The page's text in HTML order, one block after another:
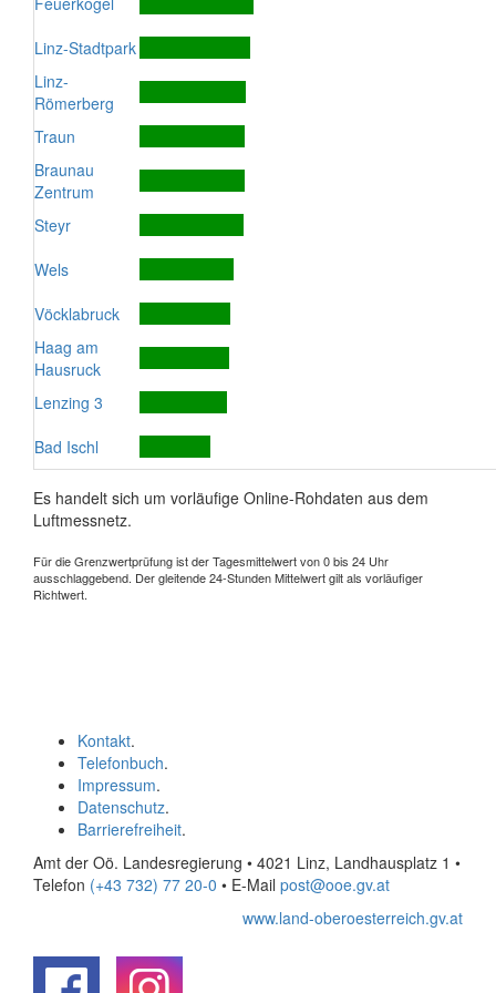
Linz-Stadtpark
Linz-
Römerberg
Traun
Braunau
Zentrum
Steyr
Wels
Vöcklabruck
Haag am
Hausruck
Lenzing 3
Bad Ischl
Es handelt sich um vorläufige Online-Rohdaten aus dem
Luftmessnetz.
Für die Grenzwertprüfung ist der Tagesmittelwert von 0 bis 24 Uhr
ausschlaggebend. Der gleitende 24-Stunden Mittelwert gilt als vorläufiger
Richtwert.
Kontakt.
Telefonbuch.
Impressum.
Datenschutz.
Barrierefreiheit.
Amt der Oö. Landesregierung • 4021 Linz, Landhausplatz 1 •
Telefon (+43 732) 77 20-0 • E-Mail post@ooe.gv.at
www.land-oberoesterreich.gv.at